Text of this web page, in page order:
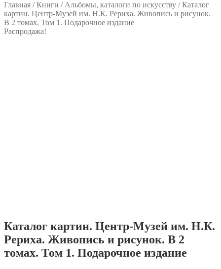
Главная /Книги / Альбомы, каталоги по искусству /Каталог
картин. Центр-Музей им. Н.К. Рериха. Живопись и рисунок.
В 2 томах. Том 1. Подарочное издание
Распродажа!
Каталог картин. Центр-Музей им. Н.К.
Рериха. Живопись и рисунок. В 2
томах. Том 1. Подарочное издание